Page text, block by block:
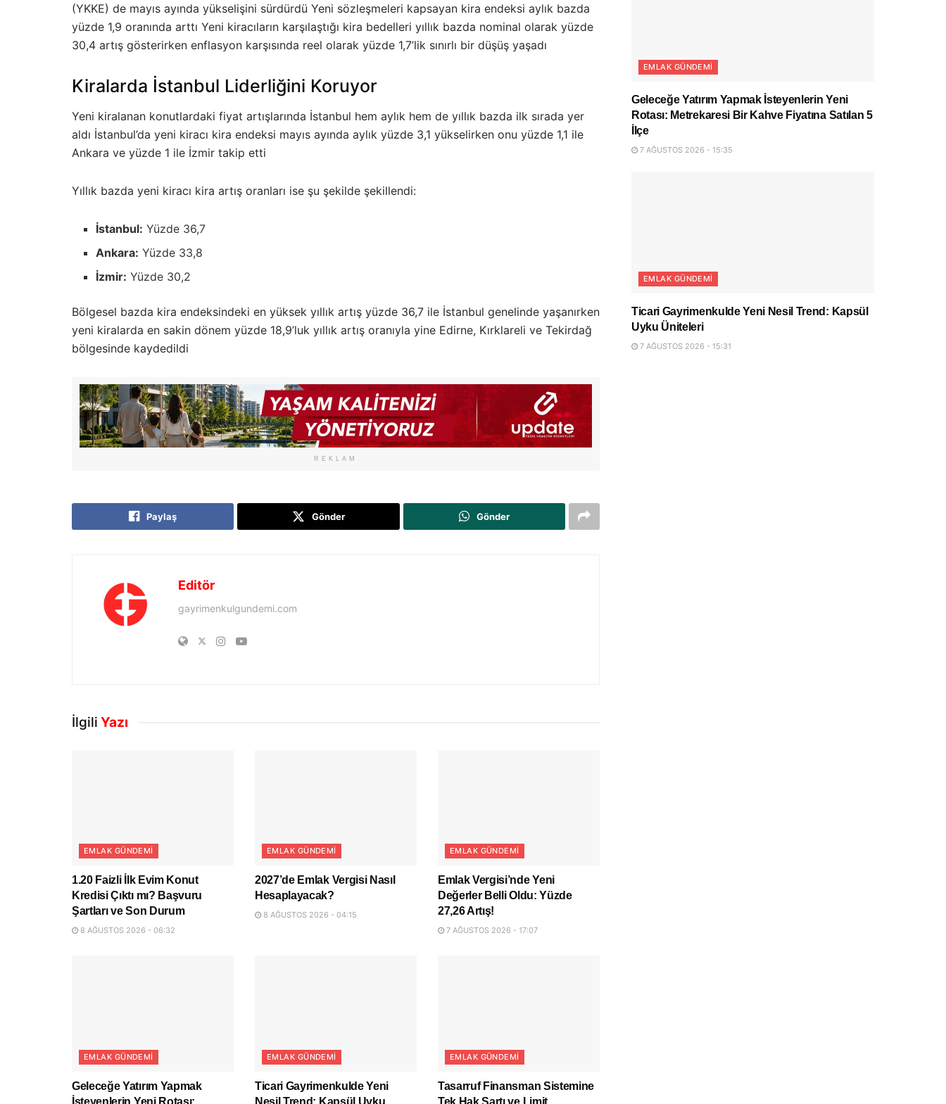
(YKKE) de mayıs ayında yükselişini sürdürdü Yeni sözleşmeleri kapsayan kira endeksi aylık bazda
yüzde 1,9 oranında arttı Yeni kiracıların karşılaştığı kira bedelleri yıllık bazda nominal olarak yüzde
30,4 artış gösterirken enflasyon karşısında reel olarak yüzde 1,7’lik sınırlı bir düşüş yaşadı
Kiralarda İstanbul Liderliğini Koruyor
Yeni kiralanan konutlardaki fiyat artışlarında İstanbul hem aylık hem de yıllık bazda ilk sırada yer
aldı İstanbul’da yeni kiracı kira endeksi mayıs ayında aylık yüzde 3,1 yükselirken onu yüzde 1,1 ile
Ankara ve yüzde 1 ile İzmir takip etti
Yıllık bazda yeni kiracı kira artış oranları ise şu şekilde şekillendi:
İstanbul: Yüzde 36,7
Ankara: Yüzde 33,8
İzmir: Yüzde 30,2
Bölgesel bazda kira endeksindeki en yüksek yıllık artış yüzde 36,7 ile İstanbul genelinde yaşanırken
yeni kiralarda en sakin dönem yüzde 18,9’luk yıllık artış oranıyla yine Edirne, Kırklareli ve Tekirdağ
bölgesinde kaydedildi
REKLAM
Paylaş Gönder Gönder
Editör
gayrimenkulgundemi.com
İlgili Yazı
EMLAK GÜNDEMI
1.20 Faizli İlk Evim Konut
Kredisi Çıktı mı? Başvuru
Şartları ve Son Durum
8 AĞUSTOS 2026 - 06:32
EMLAK GÜNDEMI
2027’de Emlak Vergisi Nasıl
Hesaplayacak?
8 AĞUSTOS 2026 - 04:15
EMLAK GÜNDEMI
Emlak Vergisi’nde Yeni
Değerler Belli Oldu: Yüzde
27,26 Artış!
7 AĞUSTOS 2026 - 17:07
EMLAK GÜNDEMI
Geleceğe Yatırım Yapmak
İsteyenlerin Yeni Rotası:
EMLAK GÜNDEMI
Ticari Gayrimenkulde Yeni
Nesil Trend: Kapsül Uyku
EMLAK GÜNDEMI
Tasarruf Finansman Sistemine
Tek Hak Şartı ve Limit
EMLAK GÜNDEMI
Geleceğe Yatırım Yapmak İsteyenlerin Yeni
Rotası: Metrekaresi Bir Kahve Fiyatına Satılan 5
İlçe
7 AĞUSTOS 2026 - 15:35
EMLAK GÜNDEMI
Ticari Gayrimenkulde Yeni Nesil Trend: Kapsül
Uyku Üniteleri
7 AĞUSTOS 2026 - 15:31